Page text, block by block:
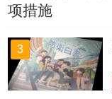
项措施
3